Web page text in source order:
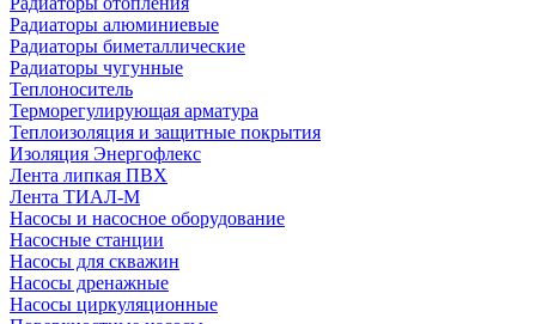
Радиаторы алюминиевые
Радиаторы биметаллические
Радиаторы чугунные
Теплоноситель
Терморегулирующая арматура
Теплоизоляция и защитные покрытия
Изоляция Энергофлекс
Лента липкая ПВХ
Лента ТИАЛ-М
Насосы и насосное оборудование
Насосные станции
Насосы для скважин
Насосы дренажные
Насосы циркуляционные